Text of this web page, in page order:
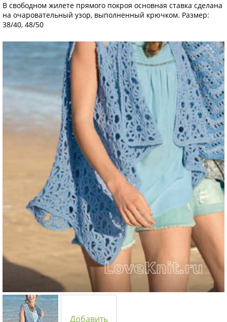
В свободном жилете прямого покроя основная ставка сделана
на очаровательный узор, выполненный крючком. Размер:
38/40, 48/50
Добавить